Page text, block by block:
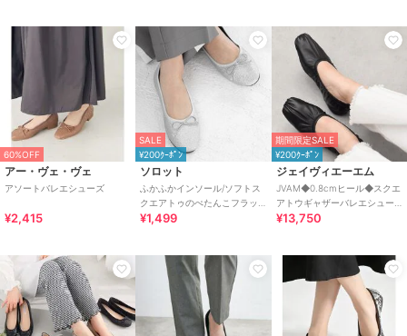
60%OFF
アー・ヴェ・ヴェ
アソートバレエシューズ
¥2,415
SALE
¥200ｸｰﾎﾟﾝ
ソロット
ふかふかインソール/ソフトス
クエアトゥのぺたんこフラッ
トバレエシューズ
¥1,499
期間限定SALE
¥200ｸｰﾎﾟﾝ
ジェイヴィエーエム
JVAM◆0.8cmヒール◆スクエ
アトウギャザーバレエシュー
ズ
¥13,750